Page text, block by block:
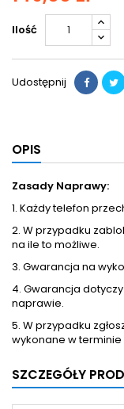
Ilość
Udostępnij
OPIS
Zasady Naprawy:
1. Każdy telefon
2. W przypadku
na ile to możliwe.
3. Gwarancja na
4. Gwarancja
naprawie.
5. W przypadku
wykonane w terminie
SZCZEGÓŁY